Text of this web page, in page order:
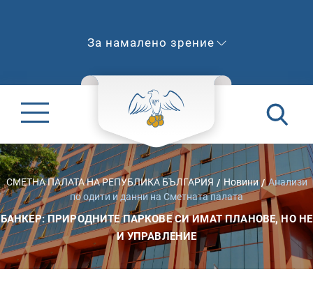
За намалено зрение
СМЕТНА ПАЛАТА НА РЕПУБЛИКА БЪЛГАРИЯ Новини
Анализи
по одити и данни на Сметната палата
БАНКЕР: ПРИРОДНИТЕ ПАРКОВЕ СИ ИМАТ ПЛАНОВЕ, НО НЕ
И УПРАВЛЕНИЕ